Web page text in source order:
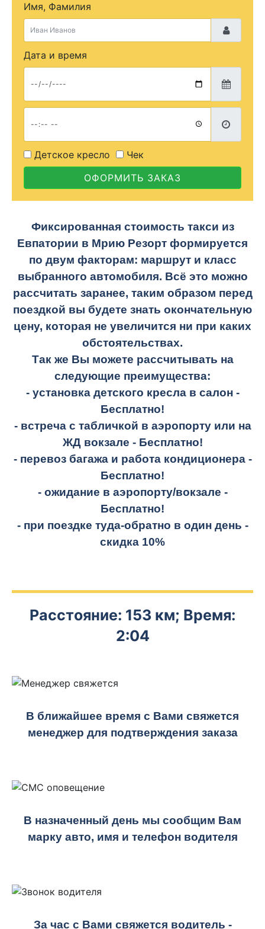
Имя, Фамилия
Дата и время
Детское кресло
Чек
ОФОРМИТЬ ЗАКАЗ
Фиксированная стоимость такси из
Евпатории в Мрию Резорт формируется
по двум факторам: маршрут и класс
выбранного автомобиля. Всё это можно
рассчитать заранее, таким образом перед
поездкой вы будете знать окончательную
цену, которая не увеличится ни при каких
обстоятельствах.
Так же Вы можете рассчитывать на
следующие преимущества:
- установка детского кресла в салон -
Бесплатно!
- встреча с табличкой в аэропорту или на
ЖД вокзале - Бесплатно!
- перевоз багажа и работа кондиционера -
Бесплатно!
- ожидание в аэропорту/вокзале -
Бесплатно!
- при поездке туда-обратно в один день -
скидка 10%
Расстояние: 153 км; Время:
2:04
В ближайшее время с Вами свяжется
менеджер для подтверждения заказа
В назначенный день мы сообщим Вам
марку авто, имя и телефон водителя
За час с Вами свяжется водитель -